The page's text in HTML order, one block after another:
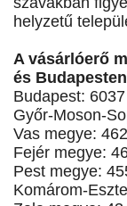
helyzetű
A vásárlóerő
és
Budapest: 6037
Győr-Moson-
Vas megye:
Fejér megye:
Pest megye:
Komárom-